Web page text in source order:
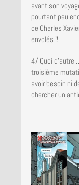
avant son
pourtant peu
de Charles
envolés !!
4/ Quoi d’autre
troisième
avoir besoin ni
chercher un